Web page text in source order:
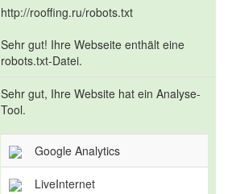
http://rooffing.ru/robots.txt
Sehr gut! Ihre Webseite enthält eine
robots.txt-Datei.
Sehr gut, Ihre Website hat ein Analyse-
Tool.
Google Analytics
LiveInternet